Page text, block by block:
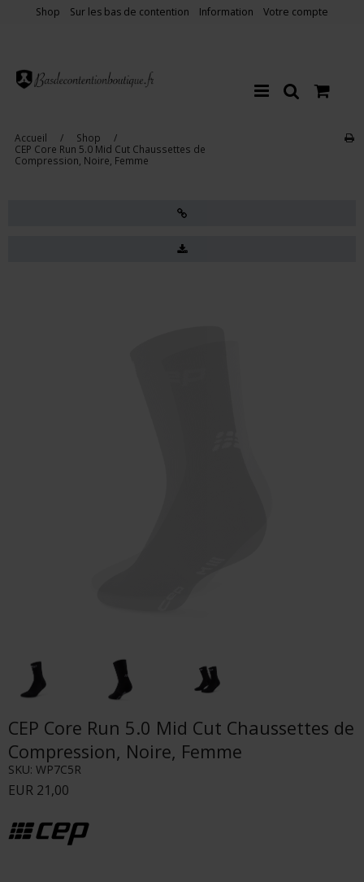
Shop Sur les bas de contention Information Votre compte
Accueil / Shop
/
CEP Core Run 5.0 Mid Cut Chaussettes de
Compression, Noire, Femme
CEP Core Run 5.0 Mid Cut Chaussettes de
Compression, Noire, Femme
SKU: WP7C5R
EUR 21,00